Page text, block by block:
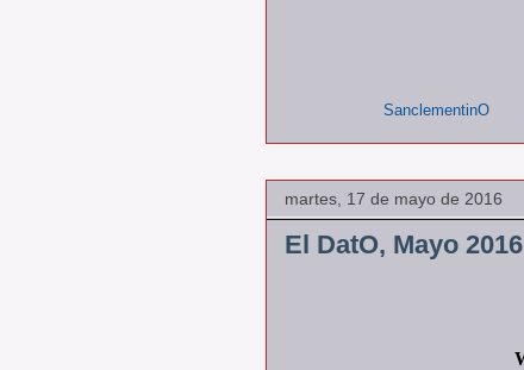
SanclementinO
martes, 17 de mayo de 2016
El DatO, Mayo 2016